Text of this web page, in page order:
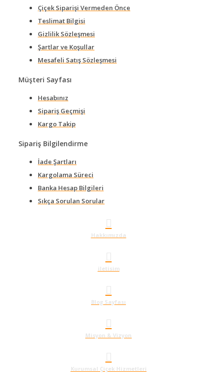
Çiçek Siparişi Vermeden Önce
Teslimat Bilgisi
Gizlilik Sözleşmesi
Şartlar ve Koşullar
Mesafeli Satış Sözleşmesi
Müşteri Sayfası
Hesabınız
Sipariş Geçmişi
Kargo Takip
Sipariş Bilgilendirme
İade Şartları
Kargolama Süreci
Banka Hesap Bilgileri
Sıkça Sorulan Sorular
Hakkımızda
iletisim
Blog Sayfası
Misyon & Vizyon
Kurumsal Çiçek Hizmetleri